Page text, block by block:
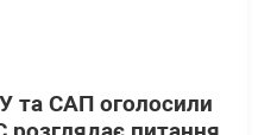
та САП оголосили